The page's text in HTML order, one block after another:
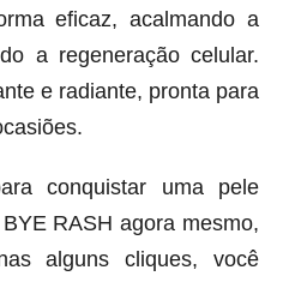
eficaz, acalmando a
a regeneração celular.
e radiante, pronta para
conquistar uma pele
RASH agora mesmo,
alguns cliques, você